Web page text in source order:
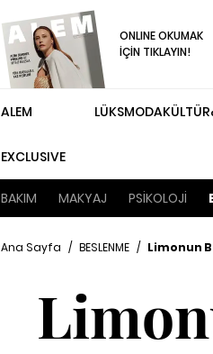
ONLINE OKUMAK
İÇİN TIKLAYIN!
ALEM
EXCLUSIVE
LÜKSMODA
BAKIM MAKYAJ PSİKOLOJİ
Ana Sayfa / BESLENME / Limonun